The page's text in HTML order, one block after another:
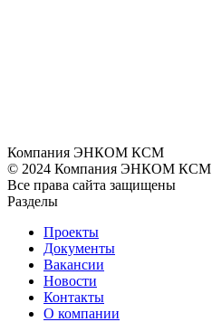
Компания ЭНКОМ КСМ
© 2024 Компания ЭНКОМ КСМ
Все права сайта защищены
Разделы
Проекты
Документы
Вакансии
Новости
Контакты
О компании